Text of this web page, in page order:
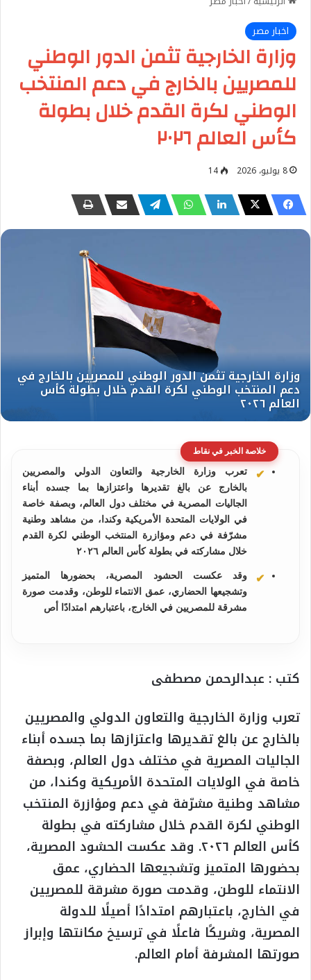
اخبار مصر
وزارة الخارجية تثمن الدور الوطني
للمصريين بالخارج في دعم المنتخب
الوطني لكرة القدم خلال بطولة
كأس العالم ٢٠٢٦
8 يوليو، 2026 14
خلاصة الخبر في نقاط
تعرب وزارة الخارجية والتعاون الدولي والمصريين
بالخارج عن بالغ تقديرها واعتزازها بما جسده أبناء
الجاليات المصرية في مختلف دول العالم، وبصفة خاصة
في الولايات المتحدة الأمريكية وكندا، من مشاهد وطنية
مشرّفة في دعم ومؤازرة المنتخب الوطني لكرة القدم
خلال مشاركته في بطولة كأس العالم ٢٠٢٦
وقد عكست الحشود المصرية، بحضورها المتميز
وتشجيعها الحضاري، عمق الانتماء للوطن، وقدمت صورة
مشرقة للمصريين في الخارج، باعتبارهم امتدادًا أص
كتب : عبدالرحمن مصطفى
تعرب وزارة الخارجية والتعاون الدولي والمصريين
بالخارج عن بالغ تقديرها واعتزازها بما جسده أبناء
الجاليات المصرية في مختلف دول العالم، وبصفة
خاصة في الولايات المتحدة الأمريكية وكندا، من
مشاهد وطنية مشرّفة في دعم ومؤازرة المنتخب
الوطني لكرة القدم خلال مشاركته في بطولة
كأس العالم ٢٠٢٦. وقد عكست الحشود المصرية،
بحضورها المتميز وتشجيعها الحضاري، عمق
الانتماء للوطن، وقدمت صورة مشرقة للمصريين
في الخارج، باعتبارهم امتدادًا أصيلًا للدولة
المصرية، وشريكًا فاعلًا في ترسيخ مكانتها وإبراز
صورتها المشرفة أمام العالم.